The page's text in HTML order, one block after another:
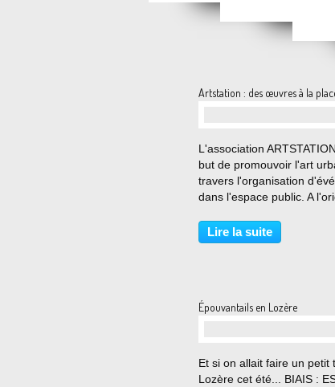
mon père
Courrier du tour de France
Artstation : des œuvres à la
L'association
but de promouvoir l'art
travers l'organisation
dans l'espace public. A
genre qui a pris place 3
2016, en 2018 et en 2021 à
Lire la suite
Épouvantails en Lozère
Et si on allait faire un petit
Lozère cet été... BIAIS :